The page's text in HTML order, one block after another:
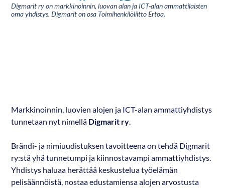
Digmarit ry on markkinoinnin, luovan alan ja ICT-alan ammattilaisten
oma yhdistys. Digmarit on osa Toimihenkilöliitto Ertoa.
Markkinoinnin, luovien alojen ja ICT-alan ammattiyhdistys
tunnetaan nyt nimellä Digmarit ry.
Brändi- ja nimiuudistuksen tavoitteena on tehdä Digmarit
ry:stä yhä tunnetumpi ja kiinnostavampi ammattiyhdistys.
Yhdistys haluaa herättää keskustelua työelämän
pelisäännöistä, nostaa edustamiensa alojen arvostusta